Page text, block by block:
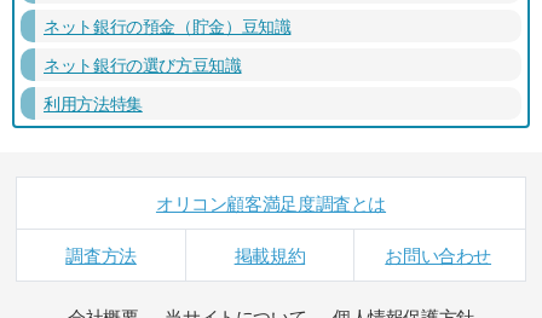
ネット銀行の預金（貯金）豆知識
ネット銀行の選び方豆知識
利用方法特集
オリコン顧客満足度調査とは
調査方法 掲載規約 お問い合わせ